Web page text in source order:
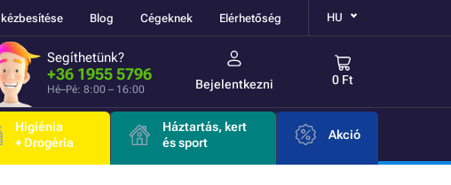
Blog Cégeknek Elérhetőség HU
Segíthetünk?
+36 1955 5796
Hé–Pé: 8:00 – 16:00 Bejelentkezni 0 Ft
Higiénia
+ Drogéria
Háztartás, kert
és sport
Akció